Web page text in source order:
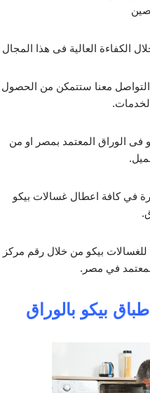
الكفاءة العالية فى هذا المجال
معنا ستتمكن من الحصول
فى الوراق المعتمد بمصر او من
في كافة اعطال غسالات بيكو
بيكو من خلال رقم مركز
في مصر.
بيكو بالوراق